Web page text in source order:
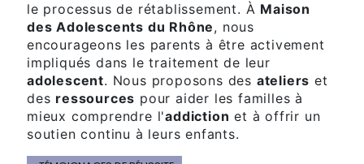
le processus de rétablissement. À Maison
des Adolescents du Rhône, nous
encourageons les parents à être activement
impliqués dans le traitement de leur
adolescent. Nous proposons des ateliers et
des ressources pour aider les familles à
mieux comprendre l'addiction et à offrir un
soutien continu à leurs enfants.